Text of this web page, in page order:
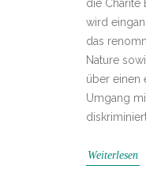
die Charité
wird
das
Nature
über einen
Umgang
Weiterlesen